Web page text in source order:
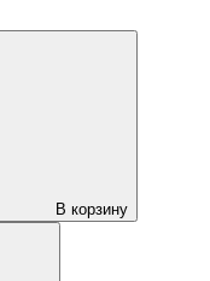
В корзину